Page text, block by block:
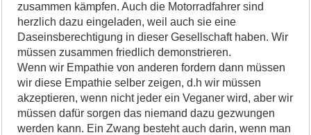
zusammen kämpfen. Auch die Motorradfahrer sind
herzlich dazu eingeladen, weil auch sie eine
Daseinsberechtigung in dieser Gesellschaft haben. Wir
müssen zusammen friedlich demonstrieren.
Wenn wir Empathie von anderen fordern dann müssen
wir diese Empathie selber zeigen, d.h wir müssen
akzeptieren, wenn nicht jeder ein Veganer wird, aber wir
müssen dafür sorgen das niemand dazu gezwungen
werden kann. Ein Zwang besteht auch darin, wenn man